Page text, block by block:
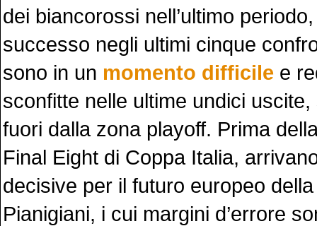
dei biancorossi nell’ultimo
successo negli ultimi cinque
sono in un momento difficile e
sconfitte nelle ultime undici
fuori dalla zona playoff. Prima
Final Eight di Coppa Italia,
decisive per il futuro europeo
Pianigiani, i cui margini d’errore